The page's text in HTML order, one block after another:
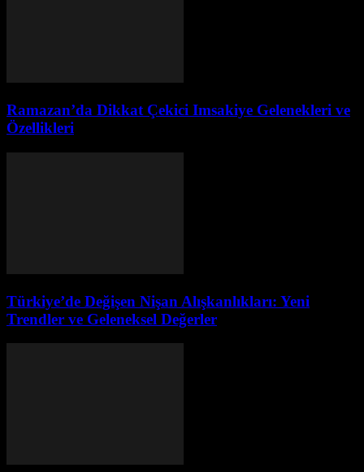
Ramazan’da Dikkat Çekici Imsakiye Gelenekleri ve
Özellikleri
Türkiye’de Değişen Nişan Alışkanlıkları: Yeni
Trendler ve Geleneksel Değerler